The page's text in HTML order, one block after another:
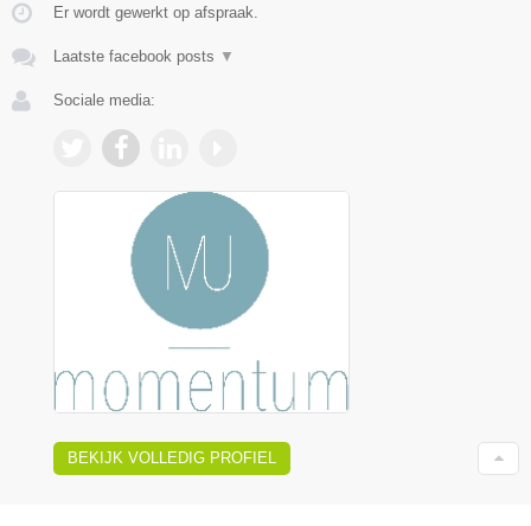
Er wordt gewerkt op afspraak.
Laatste facebook posts ▼
Sociale media:
BEKIJK VOLLEDIG PROFIEL